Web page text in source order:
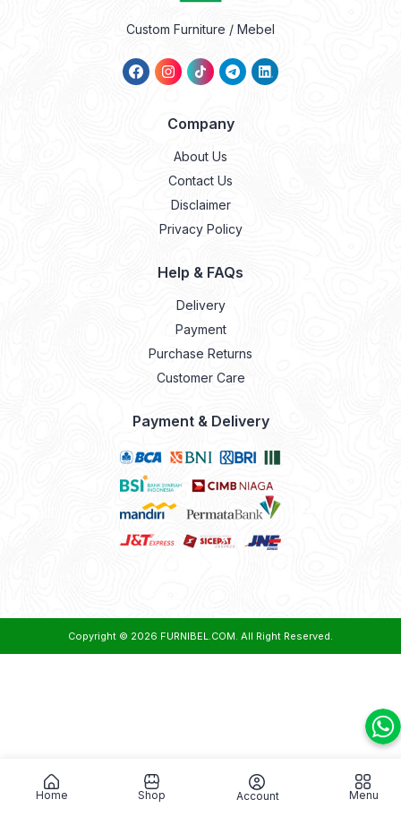
Custom Furniture / Mebel
Company
About Us
Contact Us
Disclaimer
Privacy Policy
Help & FAQs
Delivery
Payment
Purchase Returns
Customer Care
Payment & Delivery
Copyright © 2026 FURNIBEL.COM. All Right Reserved.
Home Shop Account Menu